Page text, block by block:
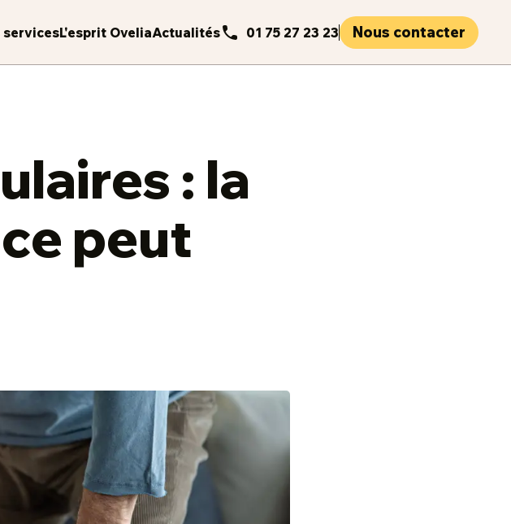
servicesL'esprit OveliaActualités 01 75 27 23 23 Nous contacter
: la
peut